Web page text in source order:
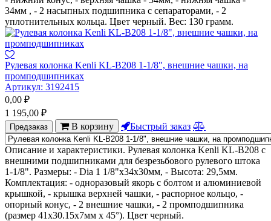
34мм , - 2 насыпных подшипника с сепараторами, - 2
уплотнительных кольца. Цвет черный. Вес: 130 грамм.
Рулевая колонка Kenli KL-B208 1-1/8", внешние чашки, на
промподшипниках
Артикул: 3192415
0,00 ₽
1 195,00 ₽
Предзаказ В корзину Быстрый заказ
Описание и характеристики. Рулевая колонка Kenli KL-B208 с
внешними подшипниками для безрезьбового рулевого штока
1-1/8". Размеры: - Dia 1 1/8"х34х30мм, - Высота: 29,5мм.
Комплектация: - одноразовый якорь с болтом и алюминиевой
крышкой, - крышка верхней чашки, - распорное кольцо, -
опорный конус, - 2 внешние чашки, - 2 промподшипника
(размер 41х30.15х7мм х 45°). Цвет черный.